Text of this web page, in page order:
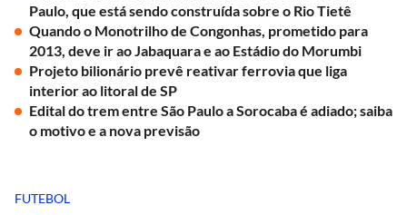
Paulo, que está sendo construída sobre o Rio Tietê
Quando o Monotrilho de Congonhas, prometido para
2013, deve ir ao Jabaquara e ao Estádio do Morumbi
Projeto bilionário prevê reativar ferrovia que liga
interior ao litoral de SP
Edital do trem entre São Paulo a Sorocaba é adiado; saiba
o motivo e a nova previsão
FUTEBOL